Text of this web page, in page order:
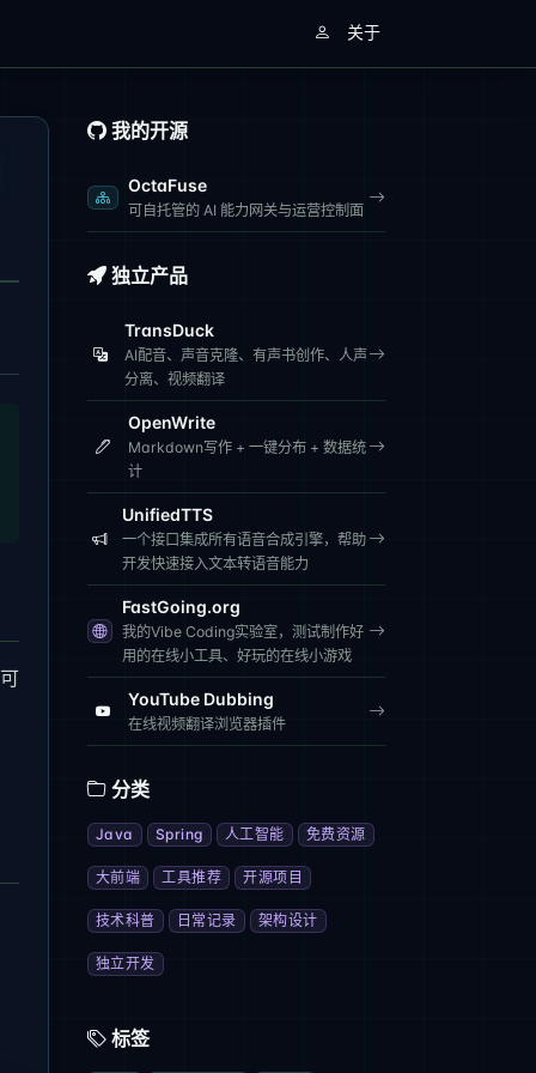
关于
我的开源
OctaFuse
可自托管的 AI 能力网关与运营控制面
独立产品
TransDuck
AI配音、声音克隆、有声书创作、人声
分离、视频翻译
OpenWrite
Markdown写作 + 一键分布 + 数据统
计
UnifiedTTS
一个接口集成所有语音合成引擎，帮助
开发快速接入文本转语音能力
FastGoing.org
我的Vibe Coding实验室，测试制作好
用的在线小工具、好玩的在线小游戏
YouTube Dubbing
在线视频翻译浏览器插件
分类
Java Spring 人工智能 免费资源
大前端 工具推荐 开源项目
技术科普 日常记录 架构设计
独立开发
标签